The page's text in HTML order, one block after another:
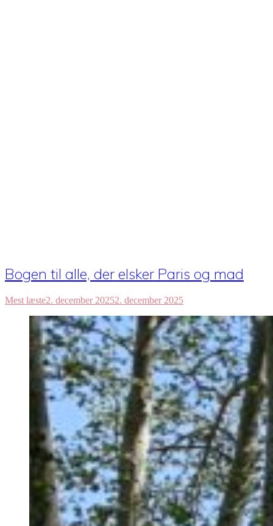
Bogen til alle, der elsker Paris og mad
Mest læste2. december 20252. december 2025